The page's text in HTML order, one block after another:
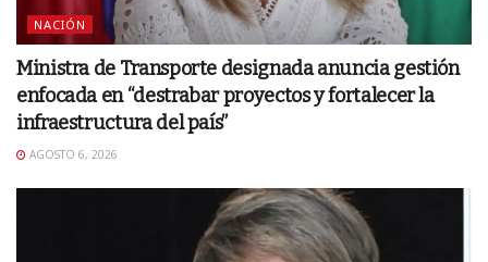
NACIÓN
Ministra de Transporte designada anuncia gestión
enfocada en “destrabar proyectos y fortalecer la
infraestructura del país”
AGOSTO 6, 2026